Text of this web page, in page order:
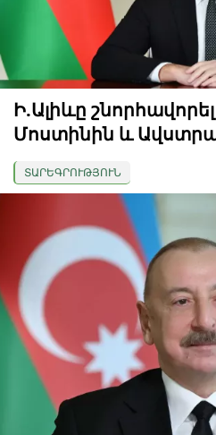
Ի.Ալիևը
Մոստինին և
ՏԱՐԵԳՐՈՒԹՅՈՒՆ